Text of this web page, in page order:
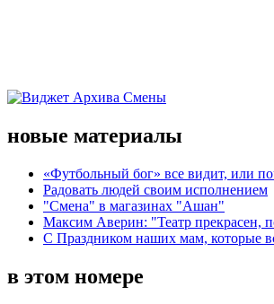
новые материалы
«Футбольный бог» все видит, или
Радовать людей своим исполнением
"Смена" в магазинах "Ашан"
Максим Аверин: "Театр прекрасен,
С Праздником наших мам, которые
в этом номере